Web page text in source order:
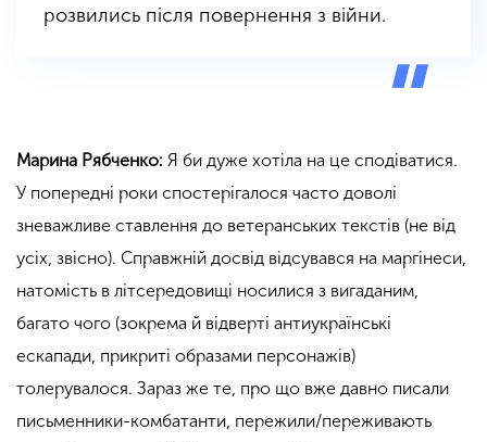
розвились після повернення з війни.
Марина Рябченко: Я би дуже хотіла на це сподіватися.
У попередні роки спостерігалося часто доволі
зневажливе ставлення до ветеранських текстів (не від
усіх, звісно). Справжній досвід відсувався на маргінеси,
натомість в літсередовищі носилися з вигаданим,
багато чого (зокрема й відверті антиукраїнські
ескапади, прикриті образами персонажів)
толерувалося. Зараз же те, про що вже давно писали
письменники-комбатанти, пережили/переживають